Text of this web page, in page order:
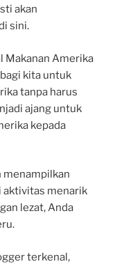
akan
sini.
Makanan Amerika
kita untuk
tanpa harus
ajang untuk
kepada
menampilkan
aktivitas menarik
lezat, Anda
terkenal,